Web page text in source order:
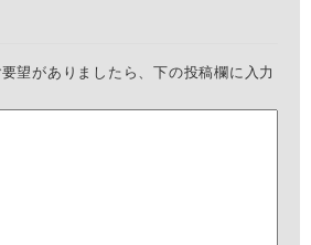
望がありましたら、下の投稿欄に入力